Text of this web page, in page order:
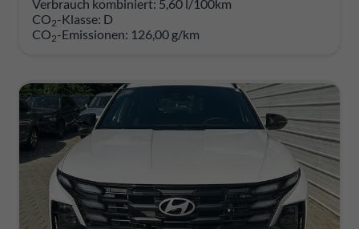
Verbrauch kombiniert: 5,60 l/100km
CO2-Klasse: D
CO2-Emissionen: 126,00 g/km